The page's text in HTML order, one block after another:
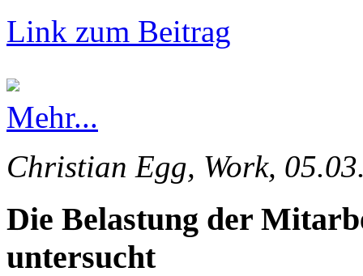
Link zum Beitrag
Mehr...
Christian Egg, Work,
Die Belastung der
untersucht